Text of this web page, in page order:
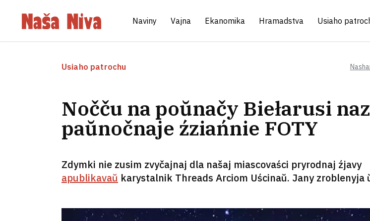
Naviny Vajna Ekanomika Hramadstva Usiaho
Usiaho patrochu
Nočču na poŭnačy Biełarusi
paŭnočnaje źziańnie FOTY
Zdymki nie zusim zvyčajnaj dla našaj miascovaści pryrodnaj źjavy
apublikavaŭ karystalnik Threads Arciom Uścinaŭ. Jany zroblenyja